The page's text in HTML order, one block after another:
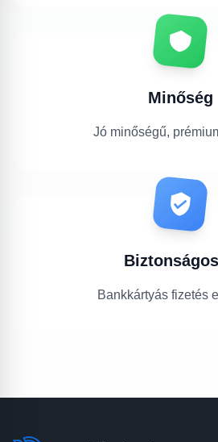
Minőség
Jó minőségű,
Bankkártyás fizetés